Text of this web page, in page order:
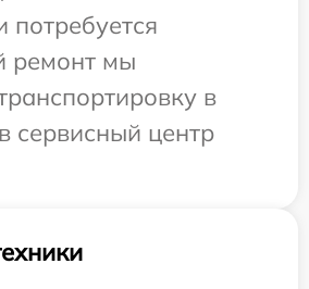
потребуется
ремонт мы
в
сервисный центр